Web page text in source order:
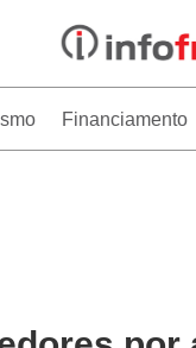
Financiamento